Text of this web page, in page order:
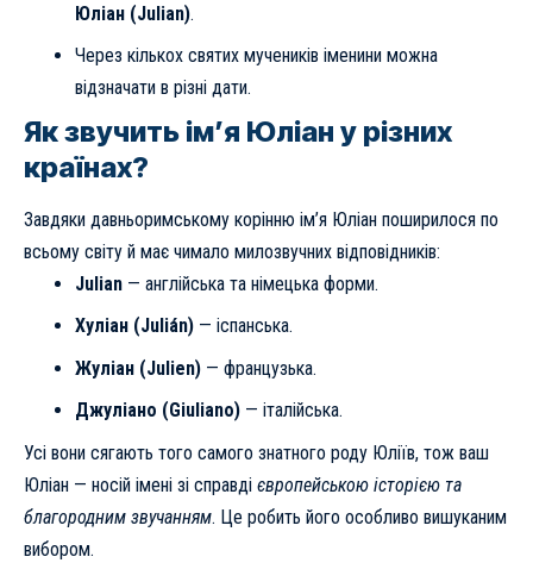
Юліан (Julian).
Через кількох святих мучеників іменини можна
відзначати в різні дати.
Як звучить ім’я Юліан у різних
країнах?
Завдяки давньоримському корінню ім’я Юліан поширилося по
всьому світу й має чимало милозвучних відповідників:
Julian— англійська та німецька форми.
Хуліан (Julián)— іспанська.
Жуліан (Julien)— французька.
Джуліано (Giuliano)— італійська.
Усі вони сягають того самого знатного роду Юліїв, тож ваш
Юліан — носій імені зі справді європейською історією та
благородним звучанням. Це робить його особливо вишуканим
вибором.